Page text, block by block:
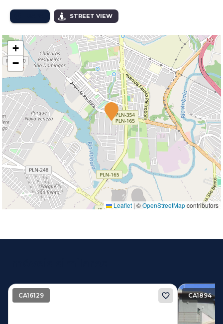
STREET VIEW
+
−
Leaflet | ©OpenStreetMapcontributors
CA16129 CA1894